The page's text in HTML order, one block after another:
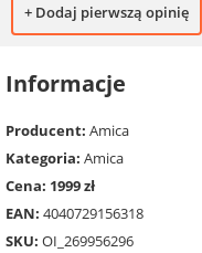
+ Dodaj pierwszą opinię
Informacje
Producent: Amica
Kategoria: Amica
Cena: 1999 zł
EAN: 4040729156318
SKU: OI_269956296